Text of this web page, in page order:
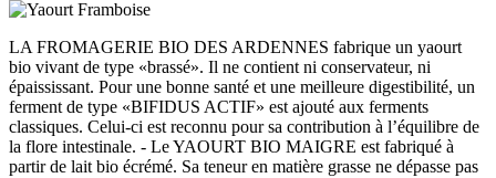
LA FROMAGERIE BIO DES ARDENNES fabrique un yaourt
bio vivant de type «brassé». Il ne contient ni conservateur, ni
épaississant. Pour une bonne santé et une meilleure digestibilité, un
ferment de type «BIFIDUS ACTIF» est ajouté aux ferments
classiques. Celui-ci est reconnu pour sa contribution à l’équilibre de
la flore intestinale. - Le YAOURT BIO MAIGRE est fabriqué à
partir de lait bio écrémé. Sa teneur en matière grasse ne dépasse pas